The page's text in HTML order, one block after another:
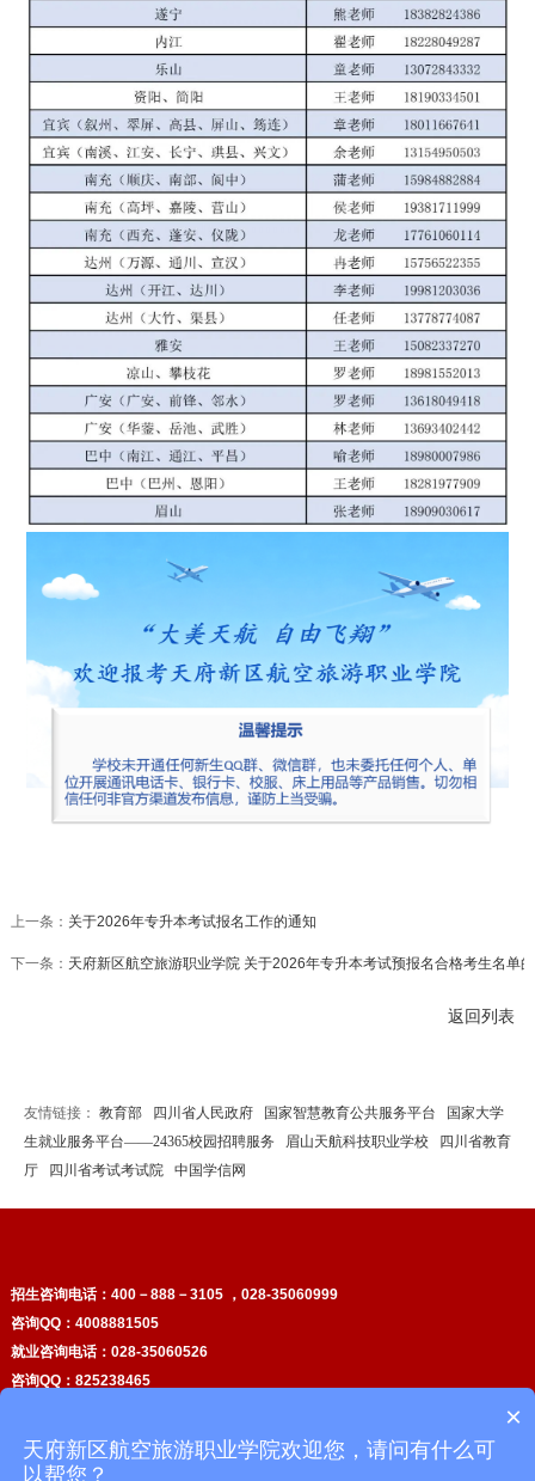
上一条： 关于2026年专升本考试报名工作的通知
下一条： 天府新区航空旅游职业学院 关于2026年专升本考试预报名合格考生名单
返回列表
友情链接： 教育部 四川省人民政府 国家智慧教育公共服务平台
国家大学
生就业服务平台——24365校园招聘服务
眉山天航科技职业学校
四川省教育
厅
四川省考试考试院 中国学信网
招生咨询电话： 400－888－3105 ，028-35060999
咨询QQ：4008881505
就业咨询电话：028-35060526
咨询QQ：825238465
校本部地址：四川省天府新区剑南大道南延线航空大道中段168号
天府校区地址：四川省眉山市天府仁寿大道66号
×
天府新区航空旅游职业学院欢迎您，请问有什么可
以帮您？